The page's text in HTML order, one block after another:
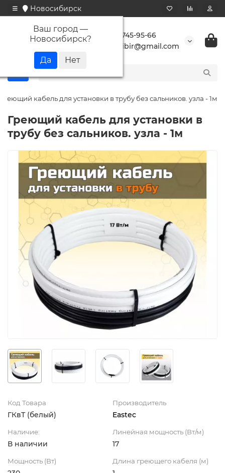
Новосибирск
Ваш город —
Новосибирск?
+7 923 745-95-66
buransibir@gmail.com
Греющий кабель для установки в трубу без сальников. узла - 1м
Греющий кабель для установки в
трубу без сальников. узла - 1м
Код Товара
ГКвТ (белый)
Производитель
Eastec
Наличие:
В наличии
Линейная мощность (Вт/м)
17
Мощность (Вт) Длина греющего кабеля (м)